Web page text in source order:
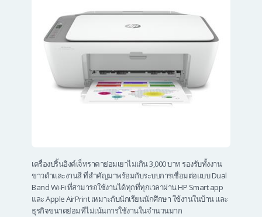
เครื่องปริ้นอิงค์เจ็ทราคาย่อมเยาไม่เกิน 3,000 บาท รองรับทั้งงาน
ขาวดำและงานสี ที่สำคัญมาพร้อมกับระบบการเชื่อมต่อแบบ Dual
Band Wi-Fi ที่สามารถใช้งานได้ทุกที่ทุกเวลาผ่าน HP Smart app
และ Apple AirPrint เหมาะกับนักเรียนนักศึกษา ใช้งานในบ้าน และ
ธุรกิจขนาดย่อมที่ไม่เน้นการใช้งานในจำนวนมาก